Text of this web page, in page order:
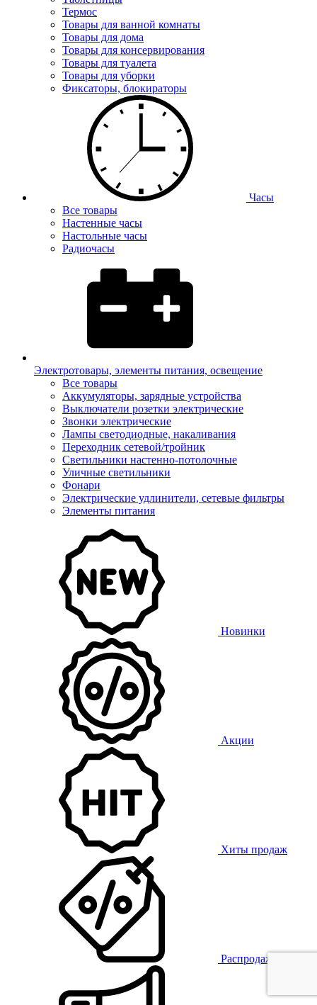
Термос
Товары для ванной комнаты
Товары для дома
Товары для консервирования
Товары для туалета
Товары для уборки
Фиксаторы, блокираторы
Часы
Все товары
Настенные часы
Настольные часы
Радиочасы
Электротовары, элементы питания, освещение
Все товары
Аккумуляторы, зарядные устройства
Выключатели розетки электрические
Звонки электрические
Лампы светодиодные, накаливания
Переходник сетевой/тройник
Светильники настенно-потолочные
Уличные светильники
Фонари
Электрические удлинители, сетевые фильтры
Элементы питания
Новинки
Акции
Хиты продаж
Распродажа